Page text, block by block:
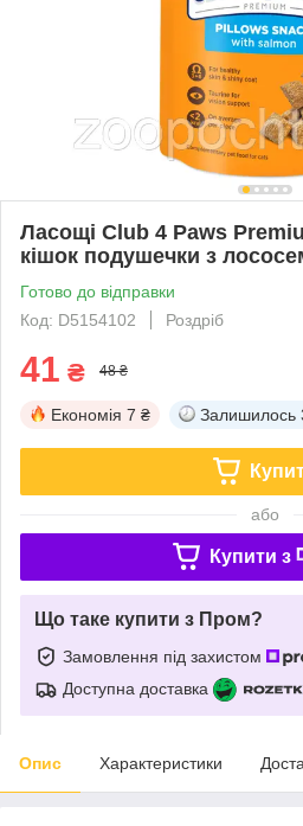
Ласощі Club 4 Paws
кішок подушечки з
Готово до відправки
Код: D5154102
Роздріб
41 ₴ 48 ₴
Економія 7 ₴ Залишилось
або
Купити з
Що таке купити з Пром?
Замовлення під захистом
Доступна доставка
Опис Характеристики